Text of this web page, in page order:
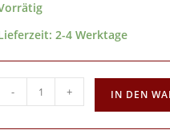
2-4 Werktage
- + IN DEN